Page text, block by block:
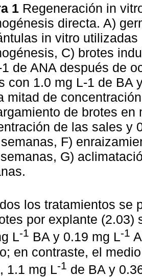
1 Regeneración in
directa. A)
in vitro
C) brotes
de ANA después de
con 1.0 mg L-1 de BA
mitad de
de brotes
de las sales y
F)
G)
los tratamientos se
por explante (2.03)
L-1 BA y 0.19 mg L-1
en contraste, el
1.1 mg L-1 de BA y